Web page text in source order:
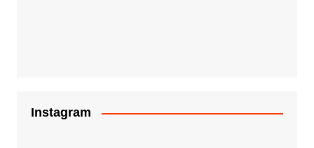
Instagram